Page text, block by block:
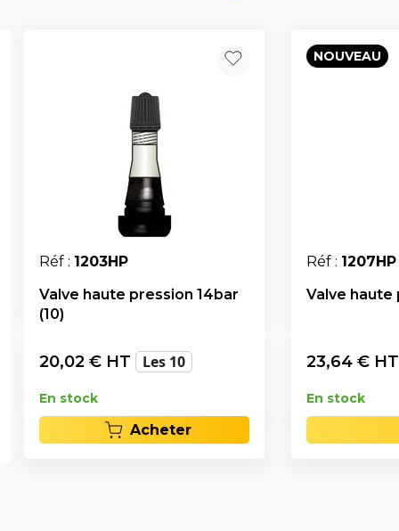
Réf : 1203HP
Valve haute pression 14bar
(10)
20,02 € HT Les 10
En stock
Acheter
NOUVEAU
Réf : 1207HP
Valve haute
23,64 €
En stock